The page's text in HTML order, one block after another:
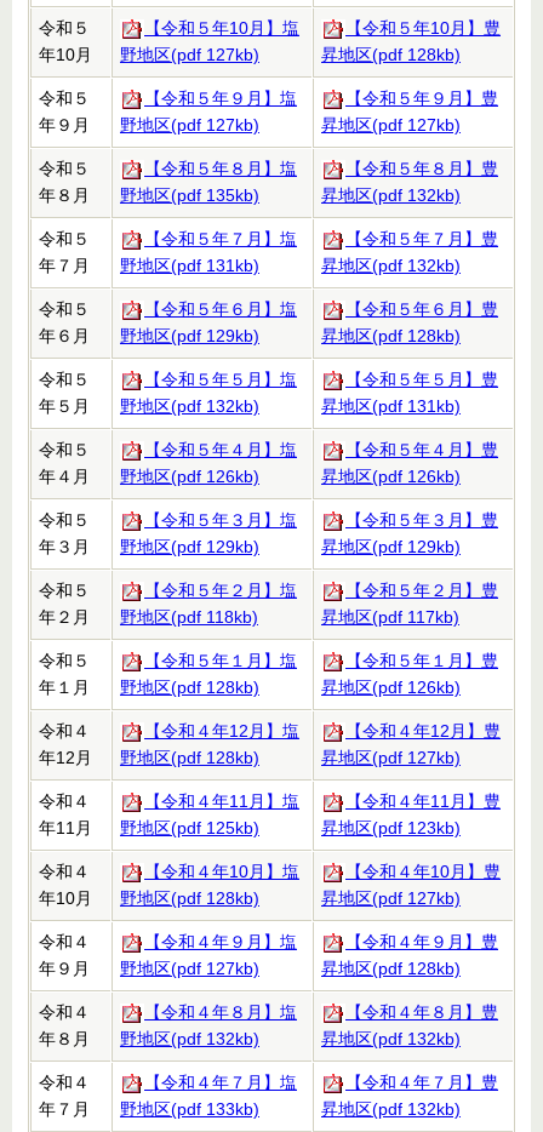
令和５
年10月
【令和５年10月】塩
野地区(pdf 127kb)
【令和５年10月】豊
昇地区(pdf 128kb)
令和５
年９月
【令和５年９月】塩
野地区(pdf 127kb)
【令和５年９月】豊
昇地区(pdf 127kb)
令和５
年８月
【令和５年８月】塩
野地区(pdf 135kb)
【令和５年８月】豊
昇地区(pdf 132kb)
令和５
年７月
【令和５年７月】塩
野地区(pdf 131kb)
【令和５年７月】豊
昇地区(pdf 132kb)
令和５
年６月
【令和５年６月】塩
野地区(pdf 129kb)
【令和５年６月】豊
昇地区(pdf 128kb)
令和５
年５月
【令和５年５月】塩
野地区(pdf 132kb)
【令和５年５月】豊
昇地区(pdf 131kb)
令和５
年４月
【令和５年４月】塩
野地区(pdf 126kb)
【令和５年４月】豊
昇地区(pdf 126kb)
令和５
年３月
【令和５年３月】塩
野地区(pdf 129kb)
【令和５年３月】豊
昇地区(pdf 129kb)
令和５
年２月
【令和５年２月】塩
野地区(pdf 118kb)
【令和５年２月】豊
昇地区(pdf 117kb)
令和５
年１月
【令和５年１月】塩
野地区(pdf 128kb)
【令和５年１月】豊
昇地区(pdf 126kb)
令和４
年12月
【令和４年12月】塩
野地区(pdf 128kb)
【令和４年12月】豊
昇地区(pdf 127kb)
令和４
年11月
【令和４年11月】塩
野地区(pdf 125kb)
【令和４年11月】豊
昇地区(pdf 123kb)
令和４
年10月
【令和４年10月】塩
野地区(pdf 128kb)
【令和４年10月】豊
昇地区(pdf 127kb)
令和４
年９月
【令和４年９月】塩
野地区(pdf 127kb)
【令和４年９月】豊
昇地区(pdf 128kb)
令和４
年８月
【令和４年８月】塩
野地区(pdf 132kb)
【令和４年８月】豊
昇地区(pdf 132kb)
令和４
年７月
【令和４年７月】塩
野地区(pdf 133kb)
【令和４年７月】豊
昇地区(pdf 132kb)